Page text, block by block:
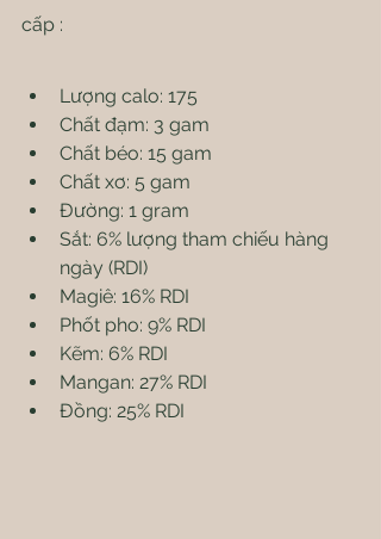
cấp :
Lượng calo: 175
Chất đạm: 3 gam
Chất béo: 15 gam
Chất xơ: 5 gam
Đường: 1 gram
Sắt: 6% lượng tham chiếu hàng
ngày (RDI)
Magiê: 16% RDI
Phốt pho: 9% RDI
Kẽm: 6% RDI
Mangan: 27% RDI
Đồng: 25% RDI